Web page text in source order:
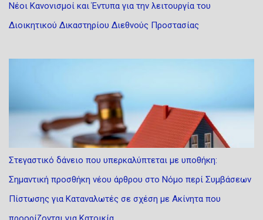
Νέοι Κανονισμοί και Έντυπα για την λειτουργία του
Διοικητικού Δικαστηρίου Διεθνούς Προστασίας
Στεγαστικό δάνειο που υπερκαλύπτεται με υποθήκη:
Σημαντική προσθήκη νέου άρθρου στο Νόμο περί Συμβάσεων
Πίστωσης για Καταναλωτές σε σχέση με Ακίνητα που